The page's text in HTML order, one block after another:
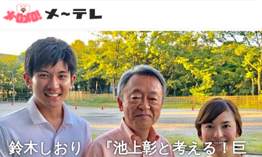
鈴木しおり 『池上彰と考える！巨